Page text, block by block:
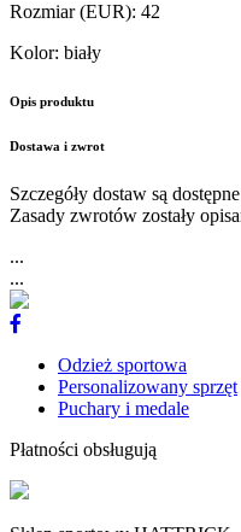
Rozmiar (EUR): 42
Kolor: biały
Opis produktu
Dostawa i zwrot
Szczegóły dostaw są
Zasady zwrotów zostały
...
...
Odzież sportowa
Personalizowany sprzęt
Puchary i medale
Płatności obsługują